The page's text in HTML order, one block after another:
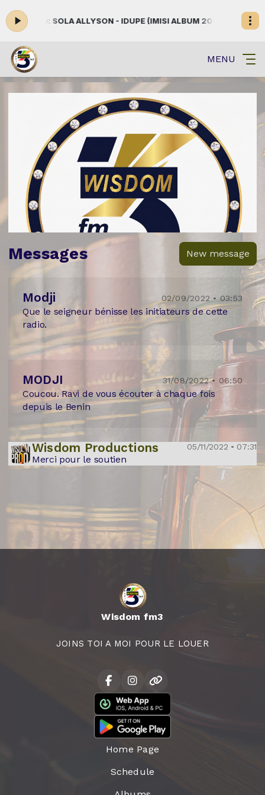
SOLA ALLYSON - IDUPE (IMISI ALBUM 2022)
MENU
Messages New message
Modji 02/09/2022 • 03:53
Que le seigneur bénisse les initiateurs de cette
radio.
MODJI 31/08/2022 • 06:50
Coucou. Ravi de vous écouter à chaque fois
depuis le Benin
Wisdom Productions 05/11/2022 • 07:31
Merci pour le soutien
Wisdom fm3
JOINS TOI A MOI POUR LE LOUER
Home Page
Schedule